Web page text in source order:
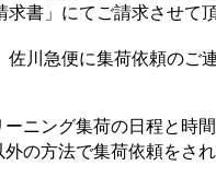
書」にてご請求させ
川急便に集荷依頼のご
ング集荷の日程と時
方法で集荷依頼をさ